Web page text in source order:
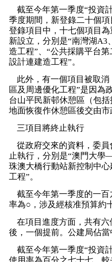
截至今年第一季度“投資
季度期間，新登錄二十個
登錄項目中，十七個項目
新設立，分別是“南灣湖
造工程”、“公共採購平台
設計連建造工程”。
此外，有一個項目被取消
區及周邊優化工程”是因為
台山平民新邨休憩區（包
地面恢復作休憩區後交由市
三項目將終止執行
從政府交來的資料，委員
止執行，分別是“澳門大
珠澳大橋行動站新控制中
工程”。
截至今年第一季度的一百
率為○，涉及經核准預算約
在項目進度方面，共有六
後，一個提前。公建局佔
截至今年第一季度“投資